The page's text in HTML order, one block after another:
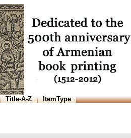
Title-A-Z ItemType